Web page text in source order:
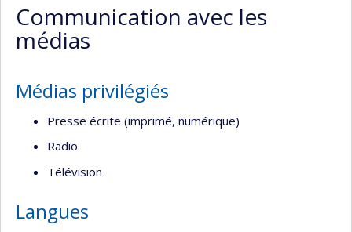
(faculté,département,école)
de
l’unité
de
Communication avec les
médias
Médias privilégiés
Presse écrite (imprimé, numérique)
Radio
Télévision
Langues